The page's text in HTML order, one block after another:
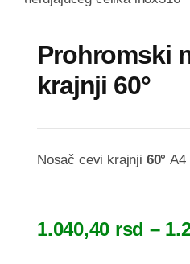
Prohromski
krajnji 60°
Nosač cevi krajnji 60°A4
1.040,40 rsd –